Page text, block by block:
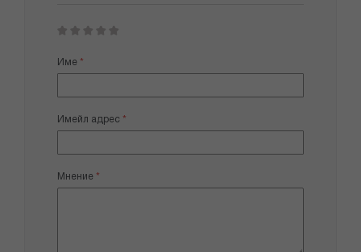
star
stars
stars
stars
stars
Име
Имейл адрес
Мнение